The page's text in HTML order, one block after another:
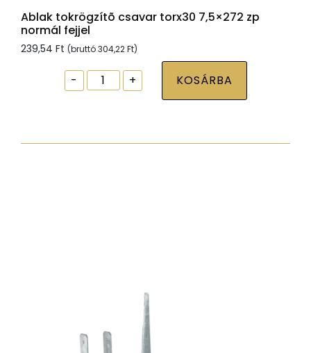
Ablak tokrögzítõ csavar torx30 7,5×272 zp
normál fejjel
239,54 Ft (bruttó304,22Ft)
-
Ablak
tokrögzítõ
7,5x272
+ KOSÁRBA